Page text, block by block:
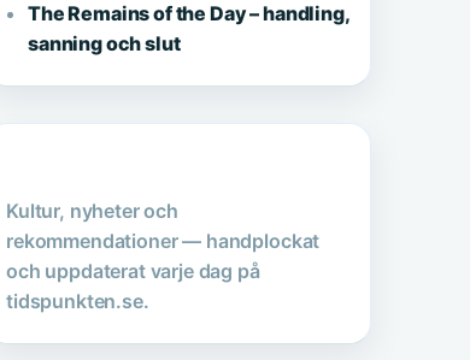
The Remains of the Day – handling,
sanning och slut
Kultur, nyheter och
rekommendationer — handplockat
och uppdaterat varje dag på
tidspunkten.se.